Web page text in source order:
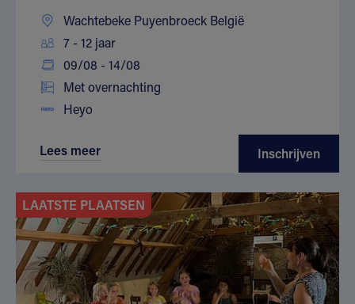
Wachtebeke Puyenbroeck België
7 - 12 jaar
09/08 - 14/08
Met overnachting
Heyo
Lees meer Inschrijven
LAATSTE PLAATSEN